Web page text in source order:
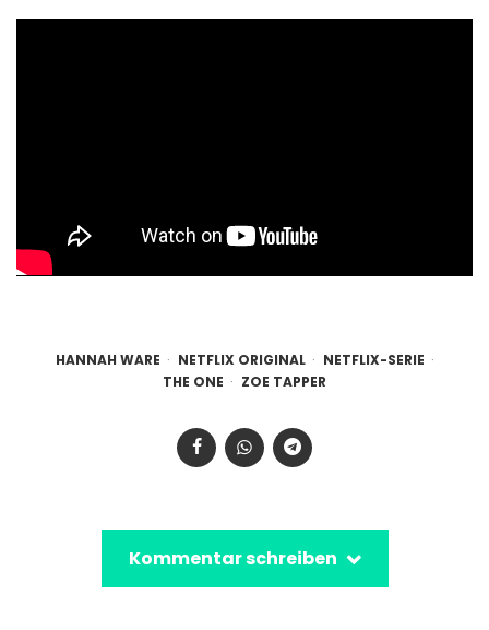
HANNAH WARE NETFLIX ORIGINAL
NETFLIX-SERIE
THE ONE
ZOE TAPPER
Kommentar schreiben